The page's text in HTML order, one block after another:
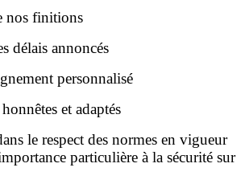
nos finitions
délais annoncés
personnalisé
et adaptés
le respect des normes en vigueur
particulière à la sécurité sur